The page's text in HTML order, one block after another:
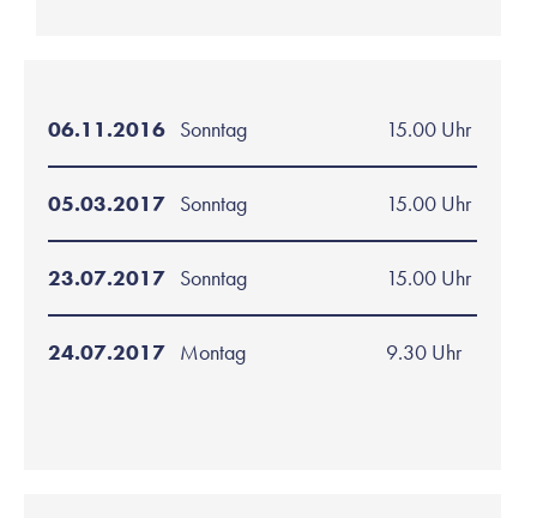
06.11.2016 Sonntag 15.00 Uhr
05.03.2017 Sonntag 15.00 Uhr
23.07.2017 Sonntag 15.00 Uhr
24.07.2017 Montag 9.30 Uhr